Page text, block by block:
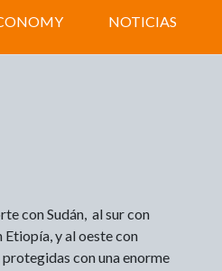
NOTICIAS
con Sudán, al sur con
y al oeste con
con una enorme